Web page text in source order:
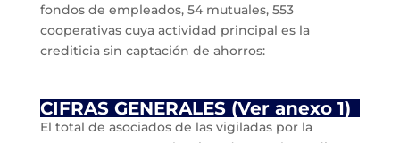
fondos de empleados, 54 mutuales, 553
cooperativas cuya actividad principal es la
crediticia sin captación de ahorros:
CIFRAS GENERALES (Ver anexo 1)
El total de asociados de las vigiladas por la